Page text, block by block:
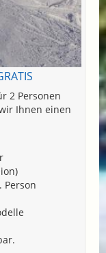
2 Personen
Ihnen einen
Person